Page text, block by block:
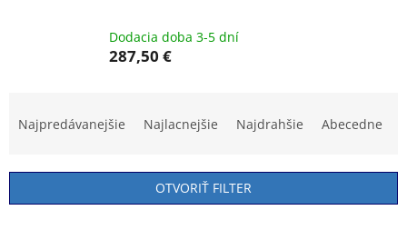
Dodacia doba 3-5 dní
287,50 €
n
i
Najpredávanejšie Najlacnejšie Najdrahšie Abecedne
OTVORIŤ FILTER